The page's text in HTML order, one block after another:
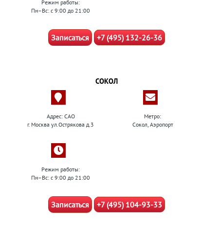
Режим работы:
Пн–Вс: с 9:00 до 21:00
Записаться +7 (495) 132-26-36
СОКОЛ
Адрес: САО
г. Москва ул.Острякова д.3
Метро:
Сокол, Аэропорт
Режим работы:
Пн–Вс: с 9:00 до 21:00
Записаться +7 (495) 104-93-33